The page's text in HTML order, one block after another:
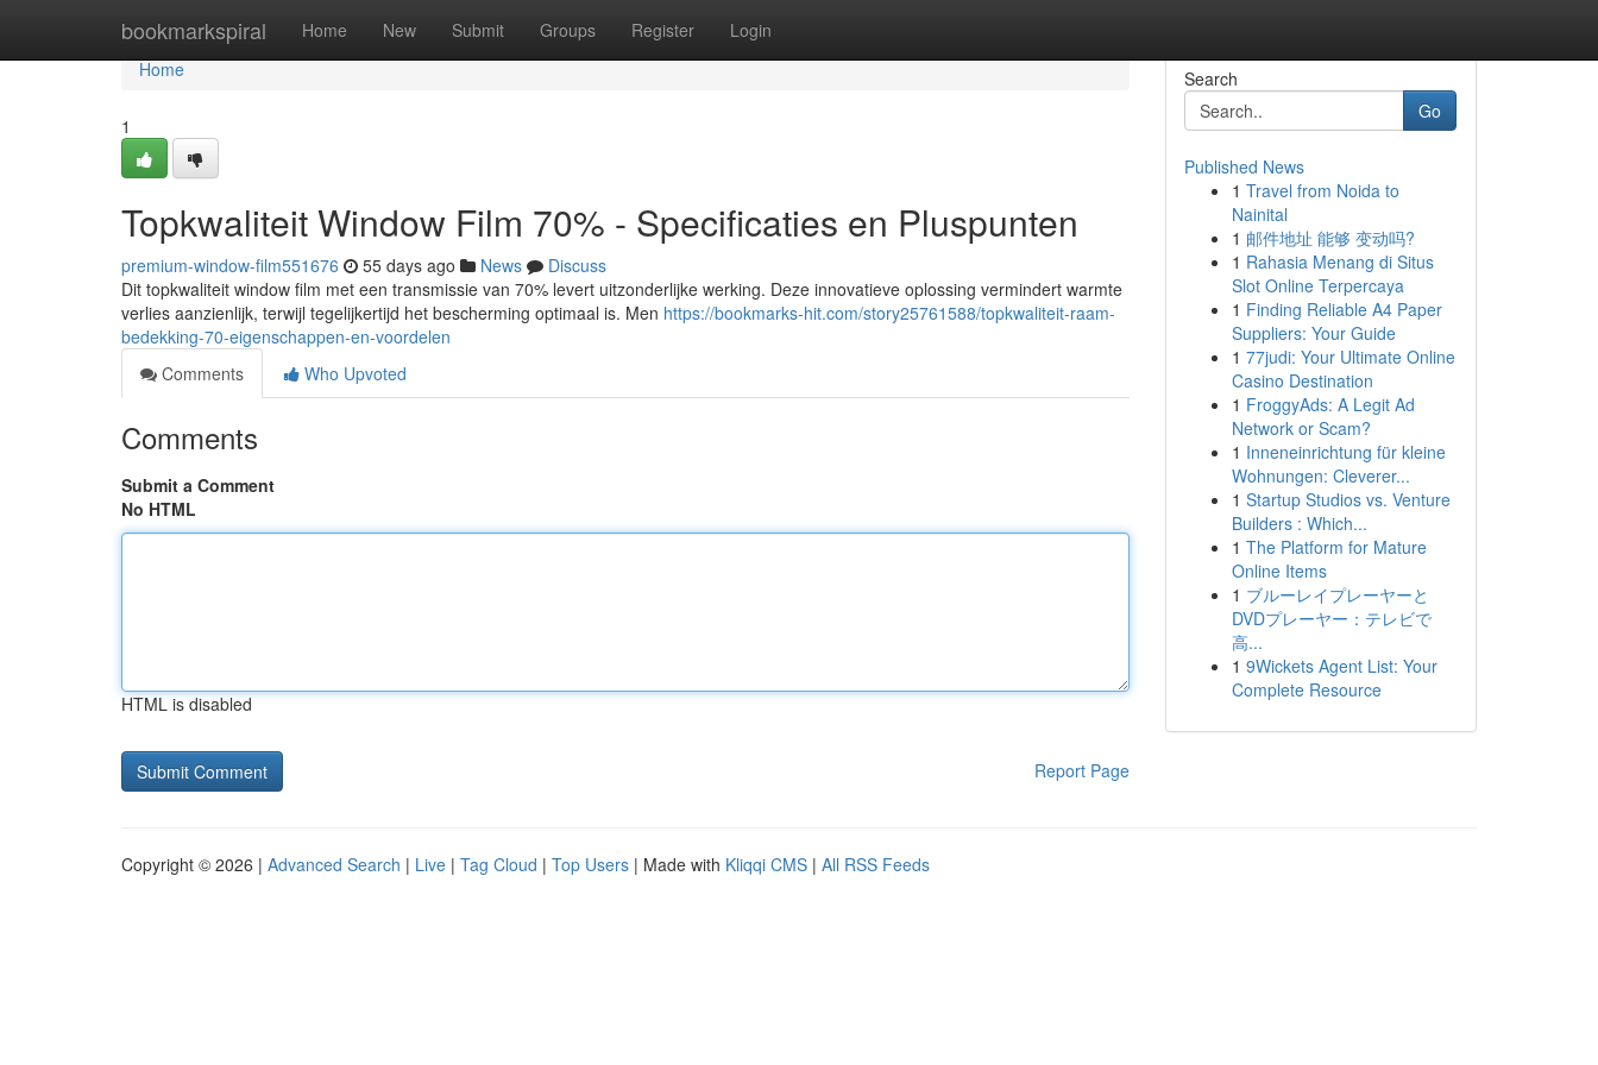
bookmarkspiral Home New Submit Groups Register Login
Home
Home
1
Topkwaliteit Window Film 70% - Specificaties en Pluspunten
premium-window-film551676 55 days ago News
Discuss
Dit topkwaliteit window film met een transmissie van 70% levert uitzonderlijke werking. Deze innovatieve oplossing vermindert warmte
verlies aanzienlijk, terwijl tegelijkertijd het bescherming optimaal is. Men https://bookmarks-hit.com/story25761588/topkwaliteit-raam-
bedekking-70-eigenschappen-en-voordelen
Comments
Who Upvoted
Comments
Submit a Comment
No HTML
HTML is disabled
Report Page
Search
Go
Published News
1 Travel from Noida to
Nainital
1 邮件地址 能够 变动吗?
1 Rahasia Menang di Situs
Slot Online Terpercaya
1 Finding Reliable A4 Paper
Suppliers: Your Guide
1 77judi: Your Ultimate Online
Casino Destination
1 FroggyAds: A Legit Ad
Network or Scam?
1 Inneneinrichtung für kleine
Wohnungen: Cleverer...
1 Startup Studios vs. Venture
Builders : Which...
1 The Platform for Mature
Online Items
1 ブルーレイプレーヤーと
DVDプレーヤー：テレビで
高...
1 9Wickets Agent List: Your
Complete Resource
Copyright © 2026 | Advanced Search | Live | Tag Cloud | Top Users | Made with Kliqqi CMS | All RSS Feeds